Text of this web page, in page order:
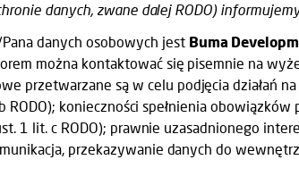
danych, zwane dalej RODO)
danych osobowych jest Buma
można kontaktować się pisemnie na
przetwarzane są w celu podjęcia działań
RODO); konieczności spełnienia
1 lit. c RODO); prawnie uzasadnionego
przekazywanie danych do